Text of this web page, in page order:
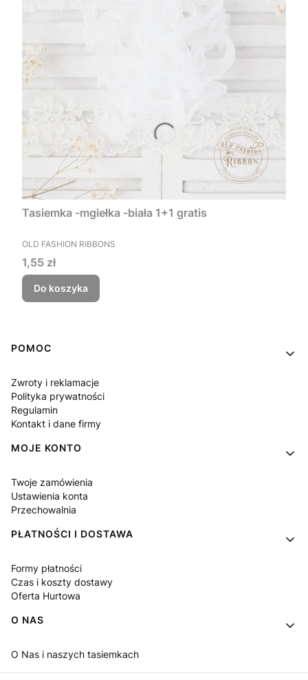
Tasiemka -mgiełka -biała 1+1 gratis
PRODUCENT
OLD FASHION RIBBONS
Cena
1,55 zł
Do koszyka
Linki w stopce
POMOC
Zwroty i reklamacje
Polityka prywatności
Regulamin
Kontakt i dane firmy
MOJE KONTO
Twoje zamówienia
Ustawienia konta
Przechowalnia
PŁATNOŚCI I DOSTAWA
Formy płatności
Czas i koszty dostawy
Oferta Hurtowa
O NAS
O Nas i naszych tasiemkach